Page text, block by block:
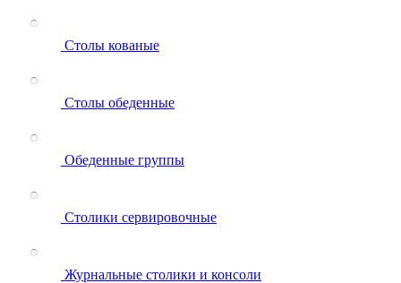
Столы кованые
Столы обеденные
Обеденные группы
Столики сервировочные
Журнальные столики и консоли